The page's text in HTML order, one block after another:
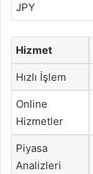
JPY
Hizmet
Hızlı İşlem
Online
Hizmetler
Piyasa
Analizleri